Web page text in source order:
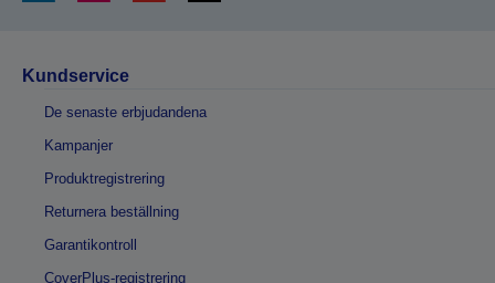
Kundservice
De senaste erbjudandena
Kampanjer
Produktregistrering
Returnera beställning
Garantikontroll
CoverPlus-registrering